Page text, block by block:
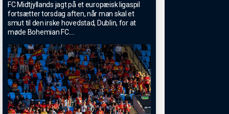
FC Midtjyllands jagt på et europæisk ligaspil
fortsætter torsdag aften, når man skal et
smut til den irske hovedstad, Dublin, for at
møde Bohemian FC....